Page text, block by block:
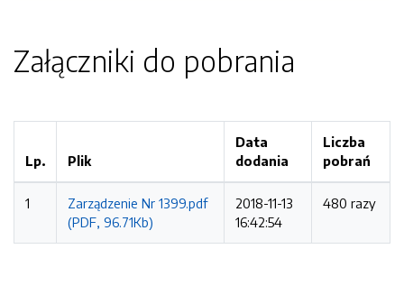
Załączniki do pobrania
Lp. Plik
Data
dodania
Liczba
pobrań
1
Zarządzenie Nr 1399.pdf
(PDF, 96.71Kb)
2018-11-13
16:42:54
480 razy